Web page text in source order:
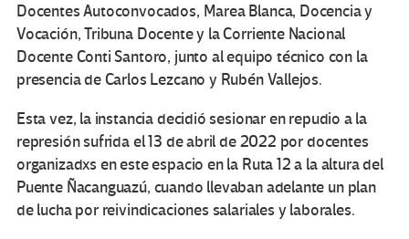
Docentes Autoconvocados, Marea Blanca, Docencia y
Vocación, Tribuna Docente y la Corriente Nacional
Docente Conti Santoro, junto al equipo técnico con la
presencia de Carlos Lezcano y Rubén Vallejos.
Esta vez, la instancia decidió sesionar en repudio a la
represión sufrida el 13 de abril de 2022 por docentes
organizadxs en este espacio en la Ruta 12 a la altura del
Puente Ñacanguazú, cuando llevaban adelante un plan
de lucha por reivindicaciones salariales y laborales.